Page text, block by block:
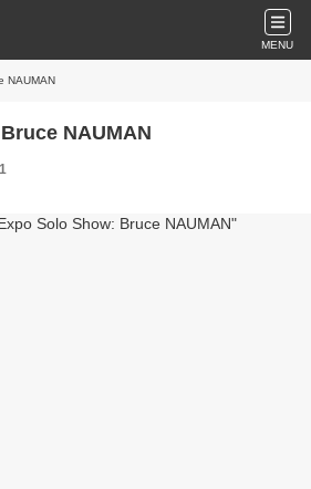
MENU
NAUMAN
NAUMAN